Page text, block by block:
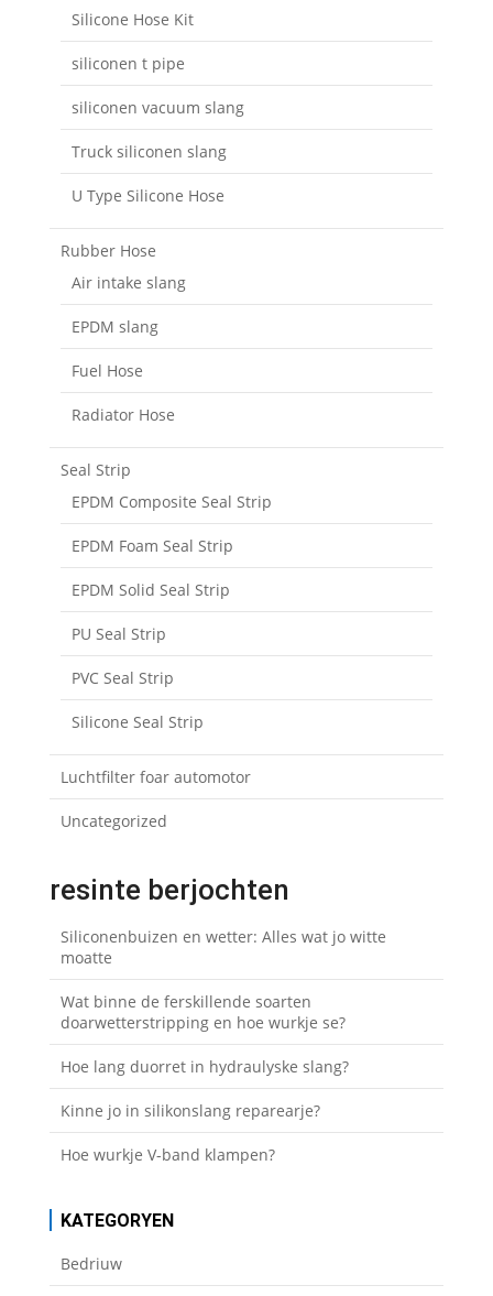
Silicone Hose Kit
siliconen t pipe
siliconen vacuum slang
Truck siliconen slang
U Type Silicone Hose
Rubber Hose
Air intake slang
EPDM slang
Fuel Hose
Radiator Hose
Seal Strip
EPDM Composite Seal Strip
EPDM Foam Seal Strip
EPDM Solid Seal Strip
PU Seal Strip
PVC Seal Strip
Silicone Seal Strip
Luchtfilter foar automotor
Uncategorized
resinte berjochten
Siliconenbuizen en wetter: Alles wat jo witte
moatte
Wat binne de ferskillende soarten
doarwetterstripping en hoe wurkje se?
Hoe lang duorret in hydraulyske slang?
Kinne jo in silikonslang reparearje?
Hoe wurkje V-band klampen?
KATEGORYEN
Bedriuw